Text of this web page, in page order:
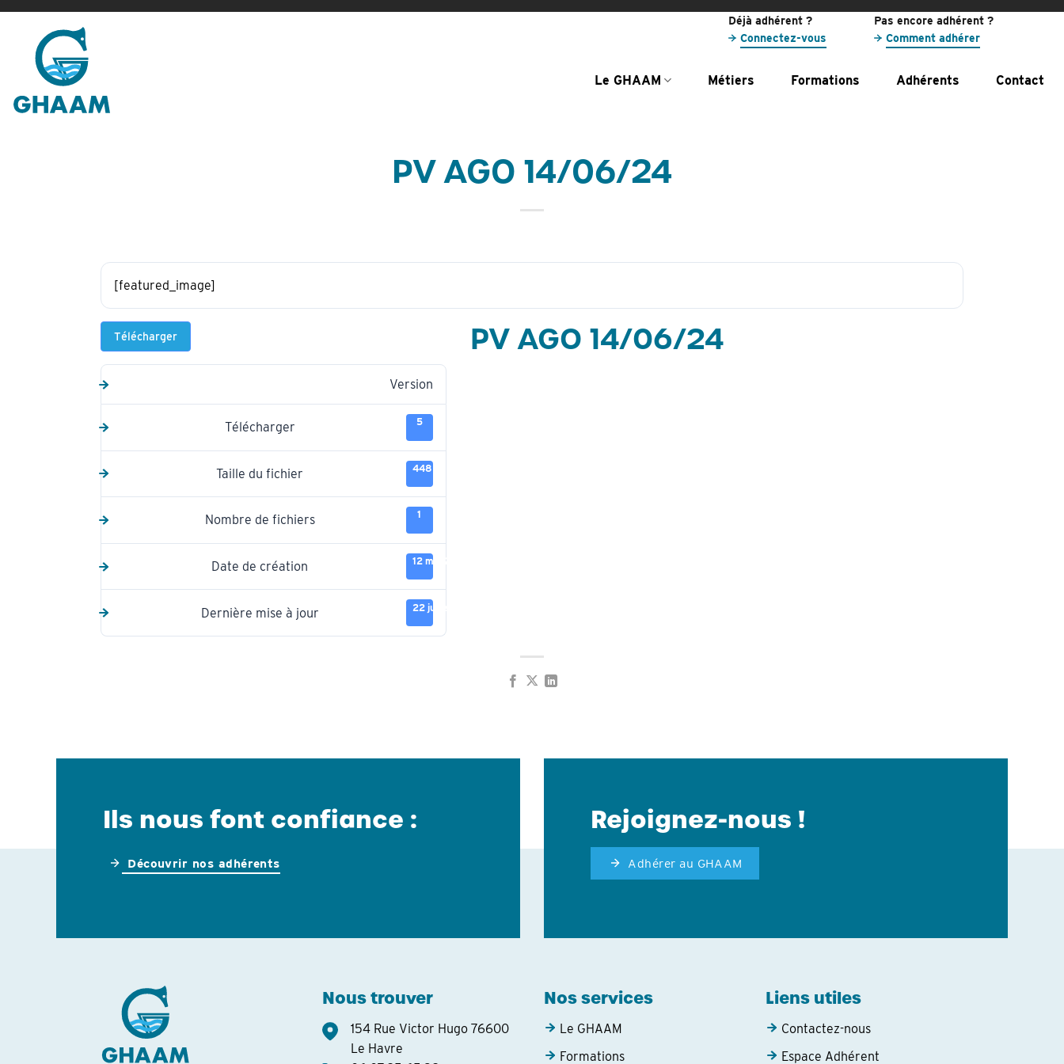
contenu
Déjà adhérent ?
Connectez-vous
Pas encore adhérent ?
Comment adhérer
Le GHAAM Métiers Formations Adhérents Contact
PV AGO 14/06/24
[featured_image]
Télécharger
Version
Télécharger 5
Taille du fichier 448 Ko
Nombre de fichiers 1
Date de création 12 mai 2025
Dernière mise à jour 22 juillet 2025
PV AGO 14/06/24
Ils nous font confiance :
Découvrir nos adhérents
Rejoignez-nous !
Adhérer au GHAAM
Nous trouver
154 Rue Victor Hugo 76600
Le Havre
Nos services
Le GHAAM
Formations
Liens utiles
Contactez-nous
Espace Adhérent